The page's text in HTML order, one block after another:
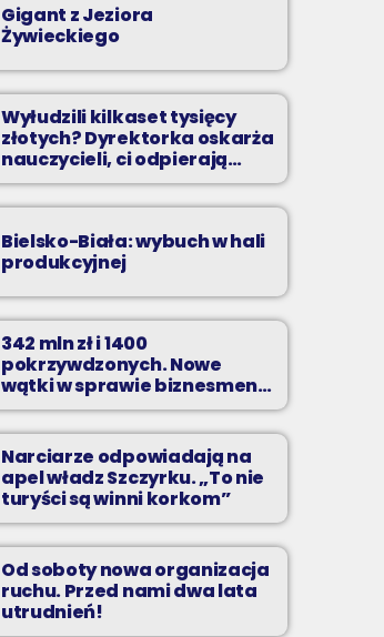
Gigant z Jeziora
Żywieckiego
Wyłudzili kilkaset tysięcy
złotych? Dyrektorka oskarża
nauczycieli, ci odpierają
zarzuty
Bielsko-Biała: wybuch w hali
produkcyjnej
342 mln zł i 1400
pokrzywdzonych. Nowe
wątki w sprawie biznesmena
z Bielska-Białej
Narciarze odpowiadają na
apel władz Szczyrku. „To nie
turyści są winni korkom”
Od soboty nowa organizacja
ruchu. Przed nami dwa lata
utrudnień!